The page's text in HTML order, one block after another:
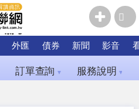
外匯 債券 新聞 影音
訂單查詢 ▼ 服務說明 ▼